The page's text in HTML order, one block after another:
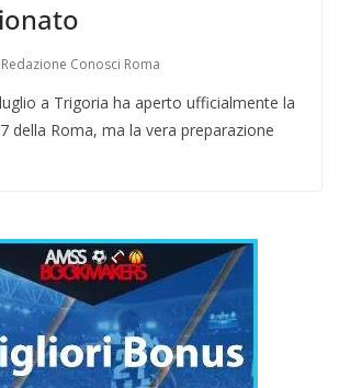
Redazione Conosci Roma
a Trigoria ha aperto ufficialmente la
della Roma, ma la vera preparazione